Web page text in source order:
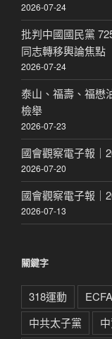
2026-07-24
批判中國國民黨
同志轉移輿論焦點
2026-07-24
泰山、福壽、福
檢舉
2026-07-23
國會觀察電子報｜
2026-07-20
國會觀察電子報｜
2026-07-13
關鍵字
318運動 ECFA
中共太子黨